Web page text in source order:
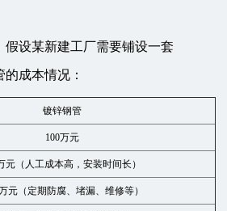
设某新建工厂需要铺设一套
成本情况：
镀锌钢管
100万元
元（人工成本高，安装时间长）
元（定期防腐、堵漏、维修等）